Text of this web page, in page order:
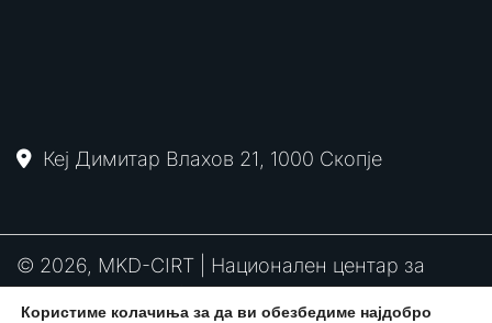
Користиме колачиња за да ви обезбедиме најдобро
Кеј Димитар Влахов 21, 1000 Скопје
© 2026, MKD-CIRT | Национален центар за
одговор на компјутерски инциденти
PGP RFC2350 Политика за привантост